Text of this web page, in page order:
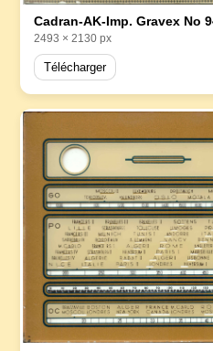
2493 × 2130 px
Télécharger